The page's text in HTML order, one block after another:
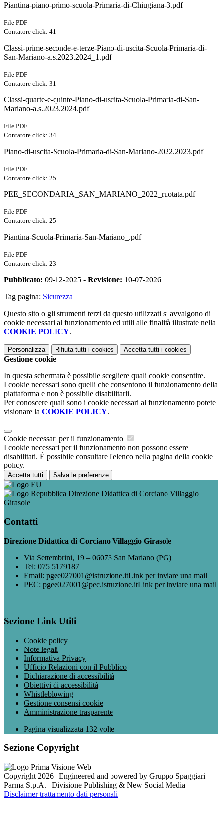
Piantina-piano-primo-scuola-Primaria-di-Chiugiana-3.pdf
File PDF
Contatore click: 41
Classi-prime-seconde-e-terze-Piano-di-uscita-Scuola-Primaria-di-
San-Mariano-a.s.2023.2024_1.pdf
File PDF
Contatore click: 31
Classi-quarte-e-quinte-Piano-di-uscita-Scuola-Primaria-di-San-
Mariano-a.s.2023.2024.pdf
File PDF
Contatore click: 34
Piano-di-uscita-Scuola-Primaria-di-San-Mariano-2022.2023.pdf
File PDF
Contatore click: 25
PEE_SECONDARIA_SAN_MARIANO_2022_ruotata.pdf
File PDF
Contatore click: 25
Piantina-Scuola-Primaria-San-Mariano_.pdf
File PDF
Contatore click: 23
Pubblicato: 09-12-2025 - Revisione: 10-07-2026
Tag pagina: Sicurezza
Questo sito o gli strumenti terzi da questo utilizzati si avvalgono di
cookie necessari al funzionamento ed utili alle finalità illustrate nella
COOKIE POLICY.
Personalizza Rifiuta tutti i cookies Accetta tutti i cookies
Gestione cookie
In questa schermata è possibile scegliere quali cookie consentire.
I cookie necessari sono quelli che consentono il funzionamento della
piattaforma e non è possibile disabilitarli.
Per conoscere quali sono i cookie necessari al funzionamento potete
visionare la COOKIE POLICY.
Cookie necessari per il funzionamento
I cookie necessari per il funzionamento non possono essere
disabilitati. È possibile consultare l'elenco nella pagina della cookie
policy.
Accetta tutti Salva le preferenze
Direzione Didattica di Corciano Villaggio
Girasole
Contatti
Direzione Didattica di Corciano Villaggio Girasole
Via Settembrini, 19 – 06073 San Mariano (PG)
Tel: 075 5179187
Email: pgee027001@istruzione.itLink per inviare una mail
PEC: pgee027001@pec.istruzione.itLink per inviare una mail
Sezione Link Utili
Cookie policy
Note legali
Informativa Privacy
Ufficio Relazioni con il Pubblico
Dichiarazione di accessibilità
Obiettivi di accessibilità
Whistleblowing
Gestione consensi cookie
Amministrazione trasparente
Pagina visualizzata 132 volte
Sezione Copyright
Copyright 2026 | Engineered and powered by Gruppo Spaggiari
Parma S.p.A. | Divisione Publishing & New Social Media
Disclaimer trattamento dati personali